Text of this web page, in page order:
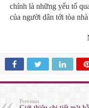
chính là những yếu tố
của người dân tới tòa
Previous